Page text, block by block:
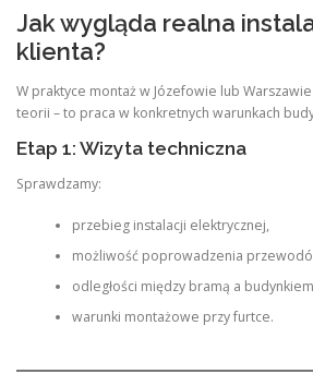
Jak wygląda realna
klienta?
W praktyce montaż w Józefowie lub
teorii – to praca w konkretnych warunkach
Etap 1: Wizyta techniczna
Sprawdzamy:
przebieg instalacji elektrycznej,
możliwość poprowadzenia
odległości między bramą a
warunki montażowe przy furtce.